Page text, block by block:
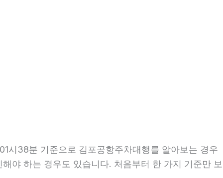
시38분 기준으로 김포공항주차대행를 알아보는 경우
야 하는 경우도 있습니다. 처음부터 한 가지 기준만 보